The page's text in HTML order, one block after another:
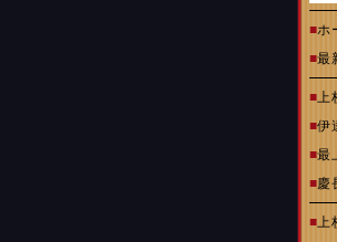
■ホ
■最
■上
■伊
■最
■慶
■上